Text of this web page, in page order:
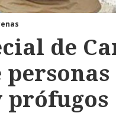
de
prófugos